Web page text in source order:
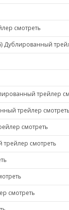
смотреть
Дублированный
трейлер
трейлер смотреть
смотреть
смотреть
смотреть